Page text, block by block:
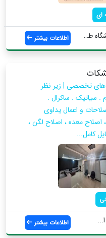
ای
طب... اطلاعات بیشتر
های تخصصی | زیر نظر
سیاتیک . ساکرال .
و اعمال یداوی
معده ، اصلاح لگن ،
کامل...
اطلاعات بیشتر